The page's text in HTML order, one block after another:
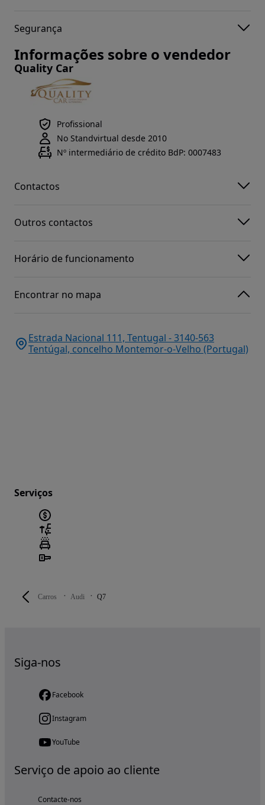
Carros Audi Q7
Segurança
Informações sobre o vendedor
Quality Car
Profissional
No Standvirtual desde 2010
Nº intermediário de crédito BdP: 0007483
Contactos
Outros contactos
Horário de funcionamento
Encontrar no mapa
Estrada Nacional 111, Tentugal - 3140-563
Tentúgal, concelho Montemor-o-Velho (Portugal)
Serviços
Siga-nos
Facebook
Instagram
YouTube
Serviço de apoio ao cliente
Contacte-nos